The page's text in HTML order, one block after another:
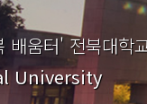
배움터' 전북대학
University